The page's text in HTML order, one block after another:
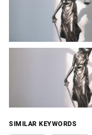
SIMILAR KEYWORDS